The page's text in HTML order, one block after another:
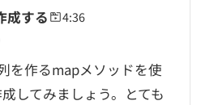
成する 4:36
を作るmapメソッドを使
してみましょう。とても